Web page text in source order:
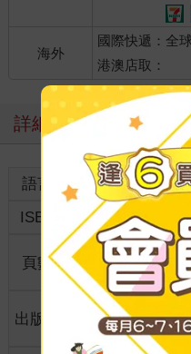
海外
國際快遞：全球
港澳店取：
詳細資料
語言 中文繁體
ISBN
9789865516086
頁數 128
出版地 台灣